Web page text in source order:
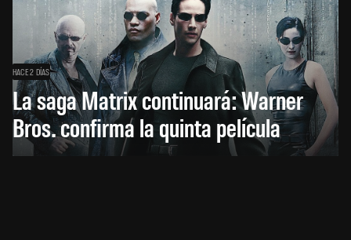
HACE 2 DÍAS
La saga Matrix continuará: Warner
Bros. confirma la quinta película